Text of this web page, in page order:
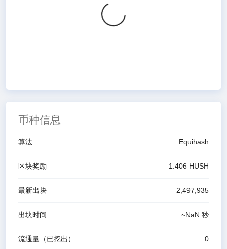
币种信息
算法 Equihash
区块奖励 1.406 HUSH
最新出块 2,497,935
出块时间 ~NaN 秒
流通量（已挖出） 0